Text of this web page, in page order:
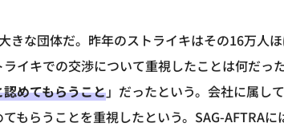
きな団体だ。昨年のストライキはその16万人
イキでの交渉について重視したことは何だった
めてもらうこと」だったという。会社に属し
もらうことを重視したという。SAG-AFTRA